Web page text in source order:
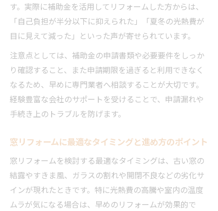
す。実際に補助金を活用してリフォームした方からは、
「自己負担が半分以下に抑えられた」「夏冬の光熱費が
目に見えて減った」といった声が寄せられています。
注意点としては、補助金の申請書類や必要要件をしっか
り確認すること、また申請期限を過ぎると利用できなく
なるため、早めに専門業者へ相談することが大切です。
経験豊富な会社のサポートを受けることで、申請漏れや
手続き上のトラブルを防げます。
窓リフォームに最適なタイミングと進め方のポイント
窓リフォームを検討する最適なタイミングは、古い窓の
結露やすきま風、ガラスの割れや開閉不良などの劣化サ
インが現れたときです。特に光熱費の高騰や室内の温度
ムラが気になる場合は、早めのリフォームが効果的で